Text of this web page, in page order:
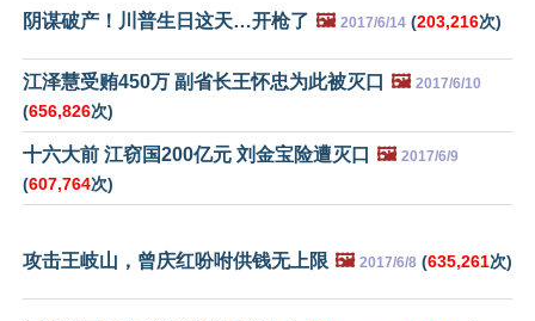
阴谋破产！川普生日这天…开枪了 🖼️ 2017/6/14 (203,216次)
江泽慧受贿450万 副省长王怀忠为此被灭口 🖼️ 2017/6/10
(656,826次)
十六大前 江窃国200亿元 刘金宝险遭灭口 🖼️ 2017/6/9
(607,764次)
攻击王岐山，曾庆红吩咐供钱无上限 🖼️ 2017/6/8 (635,261次)